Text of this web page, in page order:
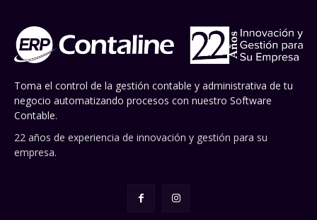
Toma el control de la gestión contable y administrativa de tu
negocio automatizando procesos con nuestro Software
Contable.
22 años de experiencia de innovación y gestión para su
empresa.